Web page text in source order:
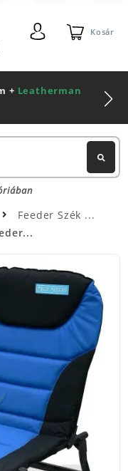
Kosár
+ Leatherman
Feeder Szék